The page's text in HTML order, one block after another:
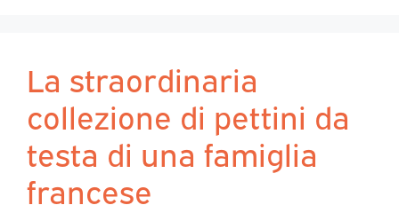
La straordinaria
collezione di pettini da
testa di una famiglia
francese